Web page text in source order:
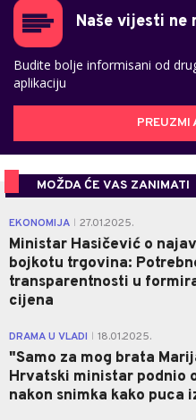
Naše vijesti ne
Budite bolje informisani od
aplikaciju
PREUZMI
MOŽDA ĆE VAS ZANIMATI
EKONOMIJA 27.01.2025.
Ministar Hasičević o
bojkotu trgovina:
transparentnosti u
cijena
DRAMA U VLADI 18.01.2025.
"Samo za mog brata
Hrvatski ministar podnio
nakon snimka kako puca